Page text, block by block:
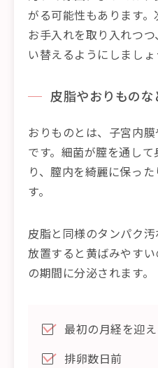
がる可能性もあります
お手入れを取り入れつ
い替えるようにしましょ
皮脂やおりもの
おりものとは、子宮内
です。細菌が膣を通し
り、膣内を綺麗に保っ
す。
皮脂と同様のタンパク汚
放置すると黄ばみやす
の期間に分泌されます。
最初の月経を迎
排卵数日前